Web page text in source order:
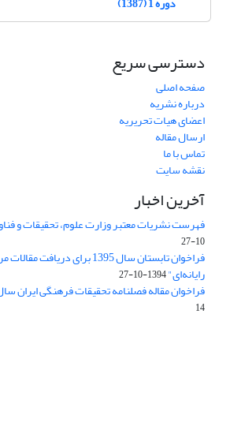
دسترسی سریع
صفحه اصلی
درباره نشریه
اعضای هیات تحریریه
ارسال مقاله
تماس با ما
نقشه سایت
آخرین اخبار
فهرست نشریات معتبر وزارت علوم، تحقیقات و فناوری
10-27
فراخوان تابستان سال 1395 برای
رایانه‌ای"1394-10-27
فراخوان مقاله فصلنامه تحقیقات فرهنگی ایران سال 1394 و
14